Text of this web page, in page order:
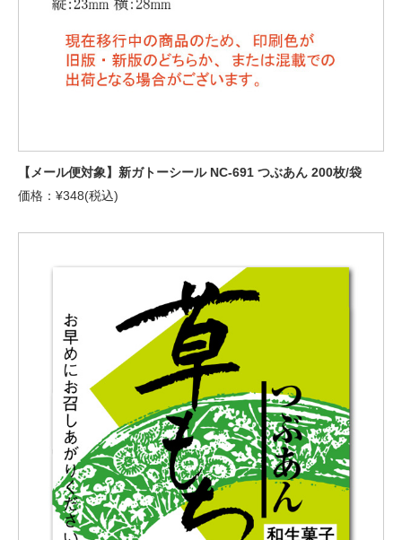
【メール便対象】新ガトーシール NC-691 つぶあん 200枚/袋
価格：¥348(税込)